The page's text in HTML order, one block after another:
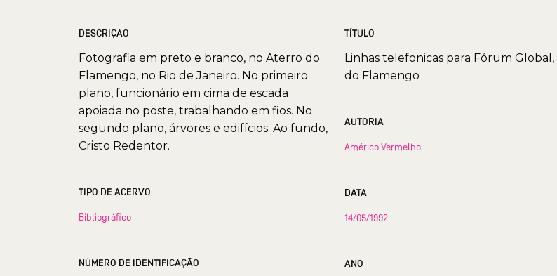
DESCRIÇÃO
Fotografia em preto e branco, no Aterro do
Flamengo, no Rio de Janeiro. No primeiro
plano, funcionário em cima de escada
apoiada no poste, trabalhando em fios. No
segundo plano, árvores e edifícios. Ao fundo,
Cristo Redentor.
TIPO DE ACERVO
Bibliográfico
NÚMERO DE IDENTIFICAÇÃO
TÍTULO
Linhas telefonicas para Fórum
do Flamengo
AUTORIA
Américo Vermelho
DATA
14/05/1992
ANO